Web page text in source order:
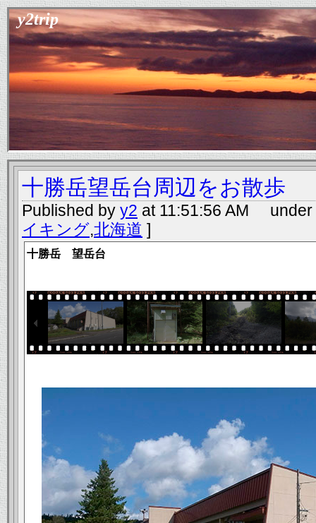
y2trip
十勝岳望岳台周辺をお散歩
Published by y2 at 11:51:56 AM under
イキング,北海道 ]
十勝岳 望岳台